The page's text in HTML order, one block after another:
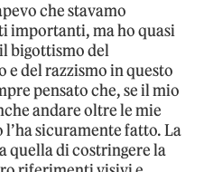
che stavamo
importanti, ma ho quasi
bigottismo del
del razzismo in questo
pensato che, se il mio
andare oltre le mie
sicuramente fatto. La
quella di costringere la